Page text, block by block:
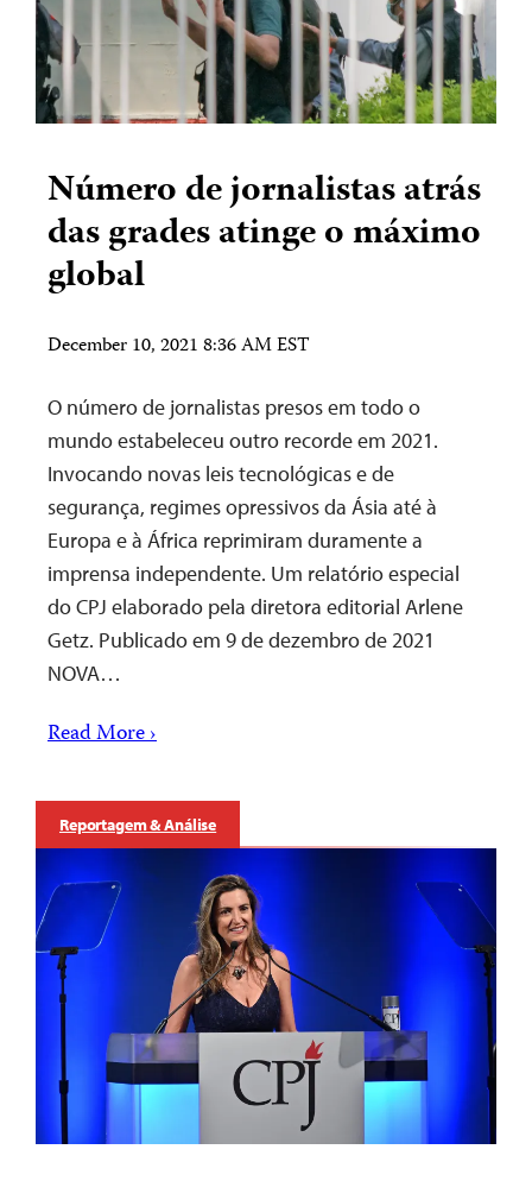
Número de jornalistas atrás
das grades atinge o máximo
global
December 10, 2021 8:36 AM EST
O número de jornalistas presos em todo o
mundo estabeleceu outro recorde em 2021.
Invocando novas leis tecnológicas e de
segurança, regimes opressivos da Ásia até à
Europa e à África reprimiram duramente a
imprensa independente. Um relatório especial
do CPJ elaborado pela diretora editorial Arlene
Getz. Publicado em 9 de dezembro de 2021
NOVA…
Read More ›
Reportagem & Análise